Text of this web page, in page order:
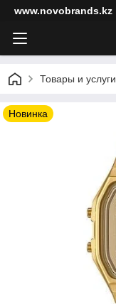
www.novobrands.kz
Товары и услуги
Новинка